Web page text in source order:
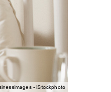
- iStockphoto